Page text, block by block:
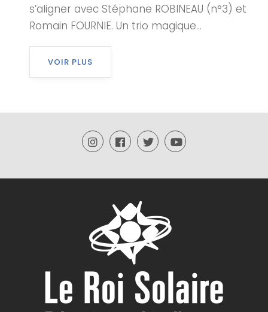
s’aligner avec Stéphane ROBINEAU (n°3) et
Romain FOURNIE. Un trio magique...
VOIR PLUS